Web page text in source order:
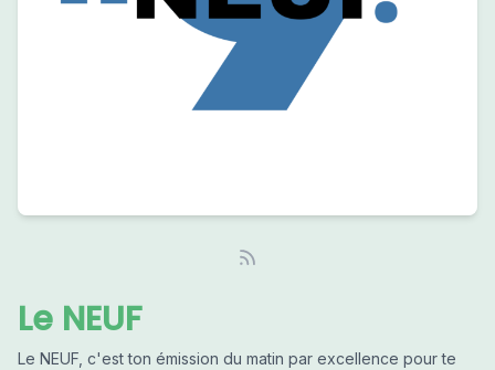
Le NEUF
Le NEUF, c'est ton émission du matin par excellence pour te